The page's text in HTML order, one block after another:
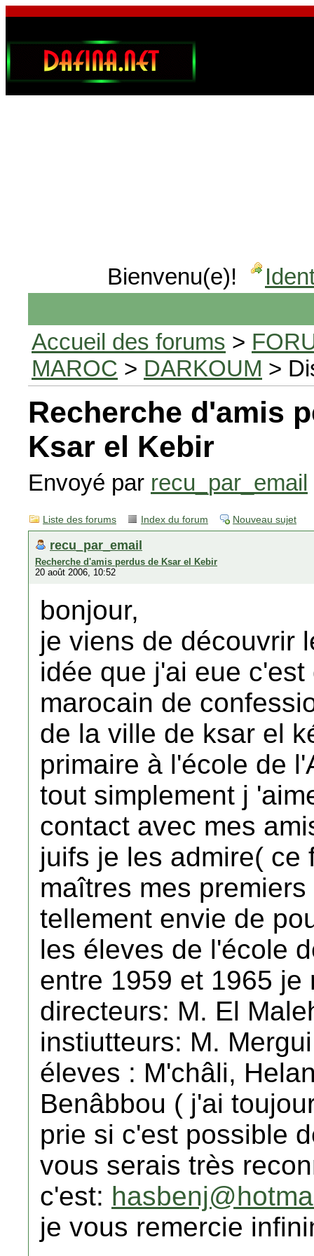
Bienvenu(e)!
Accueil des forums >
MAROC > DARKOUM >
Recherche d'amis
Ksar el Kebir
Envoyé par recu_par_email
Liste des forums Index du forum Nouveau sujet
recu_par_email
Recherche d'amis perdus de Ksar el Kebir
20 août 2006, 10:52
bonjour,
je viens de découvrir
idée que j'ai eue
marocain de
de la ville de ksar el
primaire à l'école de
tout simplement j
contact avec mes
juifs je les admire( ce
maîtres mes
tellement envie de
les éleves de l'école
entre 1959 et 1965 je
directeurs: M. El
instiutteurs: M.
éleves : M'châli,
Benâbbou ( j'ai
prie si c'est possible
vous serais très
c'est:
je vous remercie